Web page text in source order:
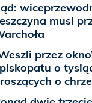
musi
przez
o
o